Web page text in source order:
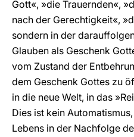
Gott«, »die Trauernden«,
nach der Gerechtigkeit«,
sondern in der
Glauben als Geschenk
vom Zustand der
dem Geschenk Gottes zu
in die neue Welt, in das
Dies ist kein
Lebens in der Nachfolge